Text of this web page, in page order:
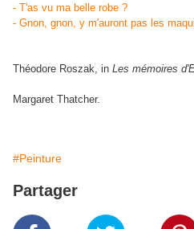
- T'as vu ma belle robe ?
- Gnon, gnon, y m'auront pas les
Théodore Roszak, in Les mémoires
Margaret Thatcher.
#Peinture
Partager